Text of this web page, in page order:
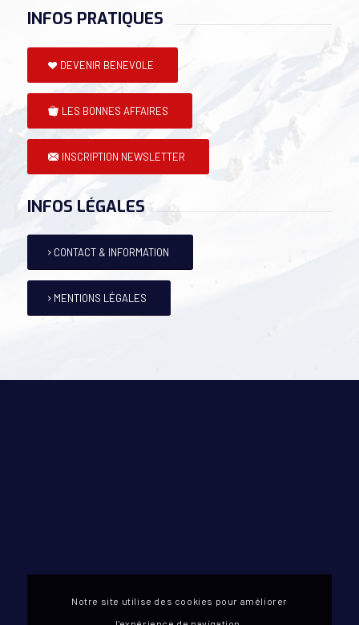
INFOS PRATIQUES
DEVENIR BENEVOLE
LES BONNES AFFAIRES
INSCRIPTION NEWSLETTER
INFOS LÉGALES
CONTACT & INFORMATION
MENTIONS LÉGALES
Notre site utilise des cookies pour améliorer